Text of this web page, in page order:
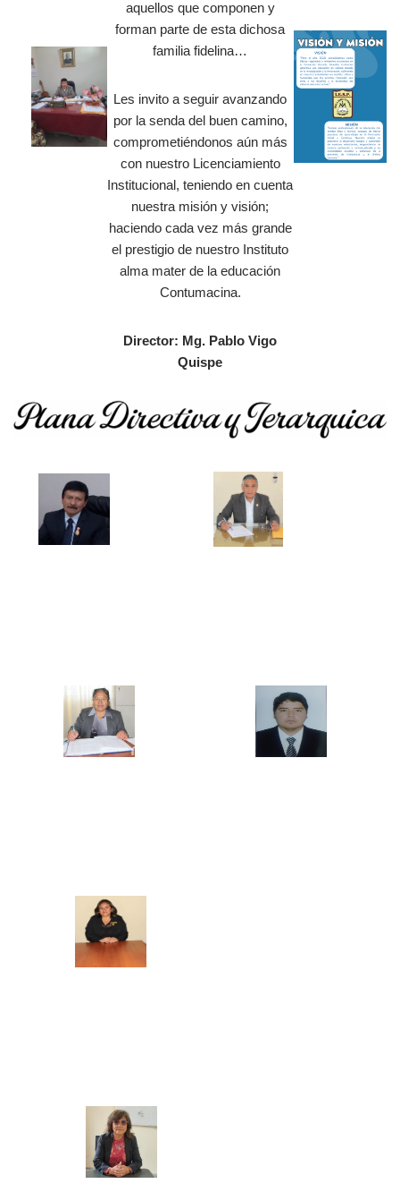
aquellos que componen y
forman parte de esta dichosa
familia fidelina…
Les invito a seguir avanzando
por la senda del buen camino,
comprometiéndonos aún más
con nuestro Licenciamiento
Institucional, teniendo en cuenta
nuestra misión y visión;
haciendo cada vez más grande
el prestigio de nuestro Instituto
alma mater de la educación
Contumacina.
Director: Mg. Pablo Vigo
Quispe